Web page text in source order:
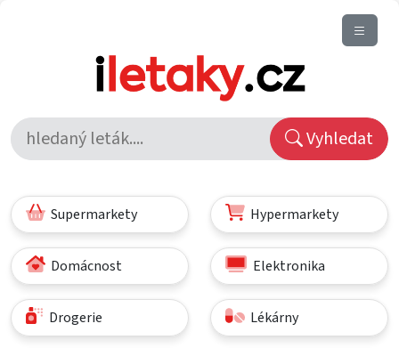
Vyhledat
Supermarkety Hypermarkety
Domácnost Elektronika
Drogerie Lékárny